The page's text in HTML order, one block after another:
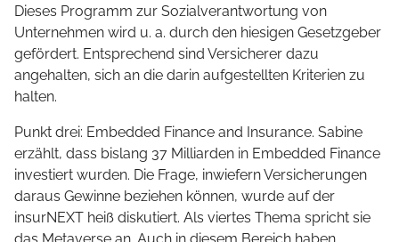
Dieses Programm zur Sozialverantwortung von
Unternehmen wird u. a. durch den hiesigen Gesetzgeber
gefördert. Entsprechend sind Versicherer dazu
angehalten, sich an die darin aufgestellten Kriterien zu
halten.
Punkt drei: Embedded Finance and Insurance. Sabine
erzählt, dass bislang 37 Milliarden in Embedded Finance
investiert wurden. Die Frage, inwiefern Versicherungen
daraus Gewinne beziehen können, wurde auf der
insurNEXT heiß diskutiert. Als viertes Thema spricht sie